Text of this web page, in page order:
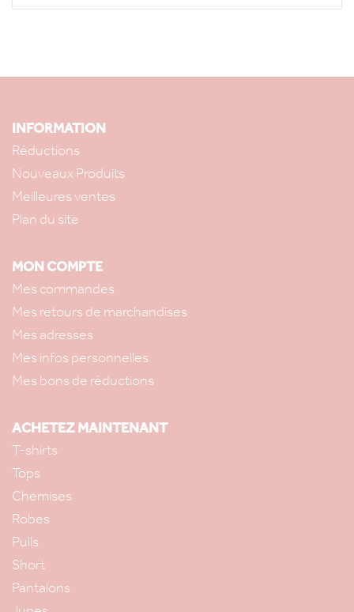
INFORMATION
Réductions
Nouveaux Produits
Meilleures ventes
Plan du site
MON COMPTE
Mes commandes
Mes retours de marchandises
Mes adresses
Mes infos personnelles
Mes bons de réductions
ACHETEZ MAINTENANT
T-shirts
Tops
Chemises
Robes
Pulls
Short
Pantalons